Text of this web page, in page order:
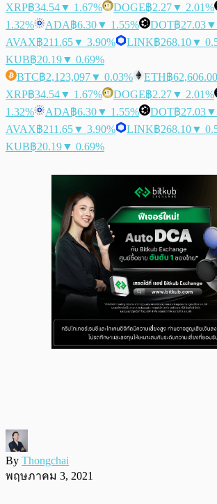
XRP฿34.54▼ 1.67% DOGE฿2.27▼ 2.01%
1.32%
ADA฿6.30▼ 1.55% DOT฿27.03▼
AVAX฿211.65▼ 3.90% LINK฿268.10▼
KUB฿20.19▼ 0.69%
BTC฿2,123,097▼ 0.03% ETH฿62,606.00
XRP฿34.54▼ 1.67% DOGE฿2.27▼ 2.01%
1.32%
ADA฿6.30▼ 1.55% DOT฿27.03▼
AVAX฿211.65▼ 3.90% LINK฿268.10▼
KUB฿20.19▼ 0.69%
By Thongchai
พฤษภาคม 3, 2021